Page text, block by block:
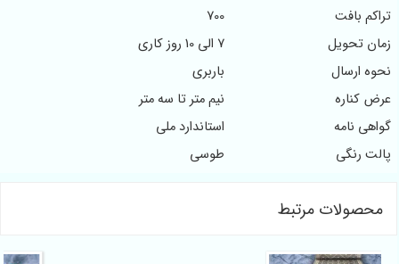
بافت
تحویل
ارسال
نیم متر تا سه متر
نامه
استاندارد ملی
رنگی
طوسی
مرتبط